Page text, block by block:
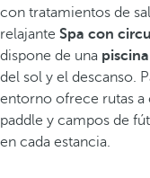
con tratamientos de
relajante Spa con
dispone de una
del sol y el descanso.
entorno ofrece rutas a
paddle y campos de
en cada estancia.